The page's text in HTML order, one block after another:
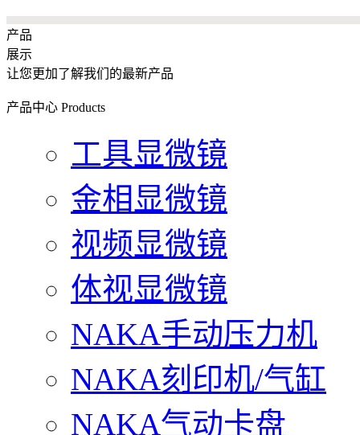
产品
展示
让您更加了解我们的最新产品
产品中心 Products
工具显微镜
金相显微镜
视频显微镜
体视显微镜
NAKA手动压力机
NAKA刻印机/气缸
NAKA气动卡盘